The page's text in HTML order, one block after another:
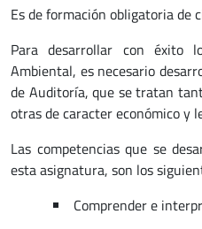
Es de formación obligatoria de
Para desarrollar con éxito
Ambiental, es necesario
de Auditoría, que se tratan
otras de caracter económico y
Las competencias que se
esta asignatura, son los
Comprender e